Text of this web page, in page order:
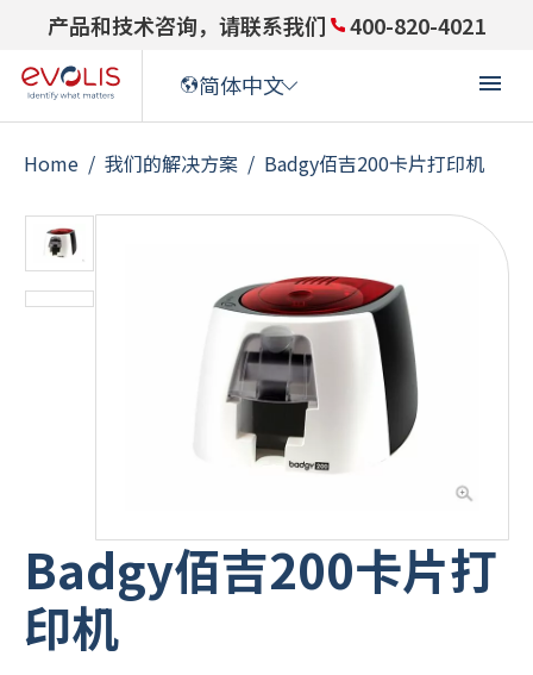
产品和技术咨询，请联系我们
400-820-4021
简体中文
ENGLISH (US)
РУССКИЙ(俄语)
日本語(日语
Home / 我们的解决方案 / Badgy佰吉200卡片打印机
Badgy佰吉200卡片打
印机